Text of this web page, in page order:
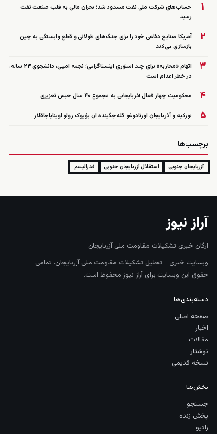
۱
حساب‌های شرکت ملی نفت مسدود شد؛ بحران مالی به قلب صنعت نفت
رسید
۲
آمریکا صنایع دفاعی خود را برای جنگ‌های طولانی و قطع وابستگی به چین
بازسازی می‌کند
۳
اتهام «محاربه» برای چند استوری اینستاگرامی؛ نجمه امینی، دانشجوی ۲۳ ساله،
در خطر اعدام است
۴ محکومیت چهار فعال آذربایجانی به مجموع ۴۰ سال حبس تعزیری
۵ تورکیه و آذربایجان اورتادوغو گله‌جگینده ان بؤیوک رولو اوینایاجاقلار
برچسب‌ها
آزربایجان جنوبی استقلال آزربایجان جنوبی فدرالیسم
آراز نیوز
ارگان خبری تشکیلات مقاومت ملی آزربایجان
وبسایت خبری - تحلیل تشکیلات مقاومت ملی آزربایجان. تمامی
حقوق این وبسایت برای آراز نیوز محفوظ است.
دسته‌بندی‌ها
صفحه اصلی
اخبار
مقالات
نوشتار
نسخه قدیمی
بخش‌ها
جستجو
پخش زنده
رادیو